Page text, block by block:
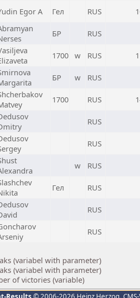
Egor A Гел RUS
БР RUS
1700 w RUS
БР w RUS
1700 RUS
RUS
RUS
w RUS
Гел RUS
RUS
RUS
(variabel with parameter)
(variabel with parameter)
of victories (variable)